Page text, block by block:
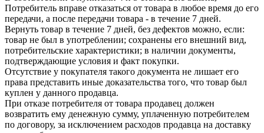
Потребитель вправе отказаться от товара в любое время до его
передачи, а после передачи товара - в течение 7 дней.
Вернуть товар в течение 7 дней, без дефектов можно, если:
товар не был в употреблении; сохранены его внешний вид,
потребительские характеристики; в наличии документы,
подтверждающие условия и факт покупки.
Отсутствие у покупателя такого документа не лишает его
права представить иные доказательства того, что товар был
куплен у данного продавца.
При отказе потребителя от товара продавец должен
возвратить ему денежную сумму, уплаченную потребителем
по договору, за исключением расходов продавца на доставку